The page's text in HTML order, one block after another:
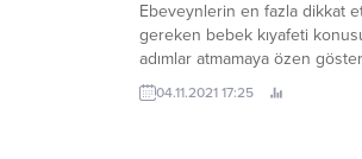
Ebeveynlerin en fazla dikkat
gereken bebek kıyafeti
adımlar atmamaya özen
Bebeklerin cildi, dış ortama
konusu olduğunda bir hayli
04.11.2021 17:25